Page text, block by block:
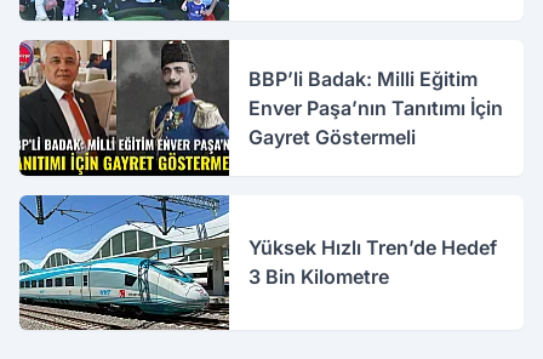
BBP’li Badak: Milli Eğitim
Enver Paşa’nın Tanıtımı İçin
Gayret Göstermeli
Yüksek Hızlı Tren’de Hedef
3 Bin Kilometre